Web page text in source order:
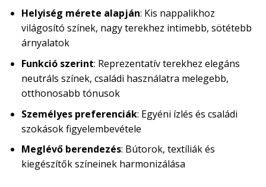
Helyiség mérete alapján: Kis nappalikhoz
világosító színek, nagy terekhez intimebb, sötétebb
árnyalatok
Funkció szerint: Reprezentatív terekhez elegáns
neutráls színek, családi használatra melegebb,
otthonosabb tónusok
Személyes preferenciák: Egyéni ízlés és családi
szokások figyelembevétele
Meglévő berendezés: Bútorok, textíliák és
kiegészítők színeinek harmonizálása